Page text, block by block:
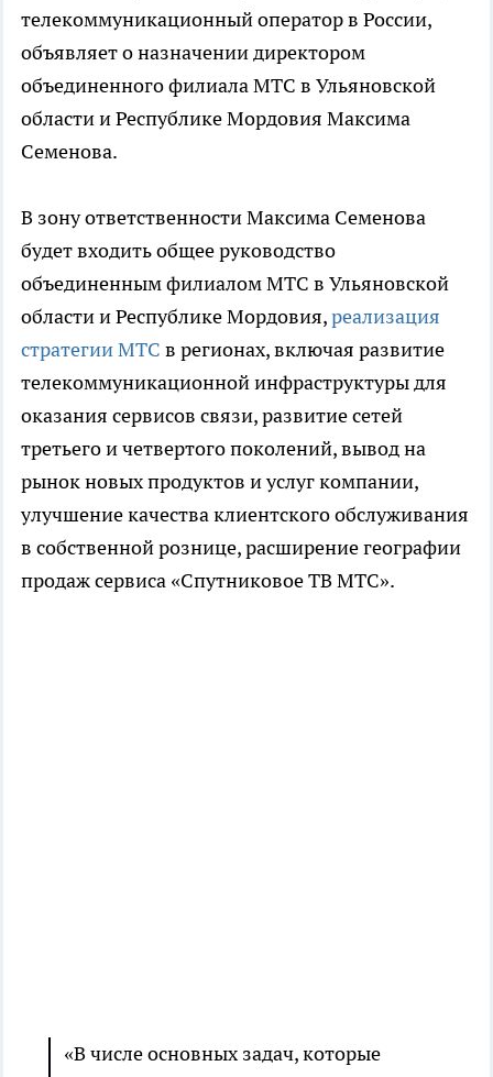
телекоммуникационный оператор в России,
объявляет о назначении директором
объединенного филиала МТС в Ульяновской
области и Республике Мордовия Максима
Семенова.
В зону ответственности Максима Семенова
будет входить общее руководство
объединенным филиалом МТС в Ульяновской
области и Республике Мордовия,реализация
стратегии МТС в регионах, включая развитие
телекоммуникационной инфраструктуры для
оказания сервисов связи, развитие сетей
третьего и четвертого поколений, вывод на
рынок новых продуктов и услуг компании,
улучшение качества клиентского обслуживания
в собственной рознице, расширение географии
продаж сервиса «Спутниковое ТВ МТС».
«В числе основных задач, которые